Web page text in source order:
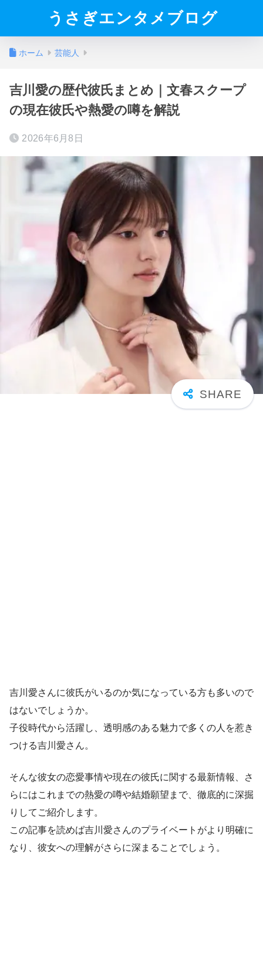
うさぎエンタメブログ
ホーム 芸能人
吉川愛の歴代彼氏まとめ｜文春スクープ
の現在彼氏や熱愛の噂を解説
2026年6月8日
吉川愛さんに彼氏がいるのか気になっている方も多いので
はないでしょうか。
子役時代から活躍し、透明感のある魅力で多くの人を惹き
つける吉川愛さん。
そんな彼女の恋愛事情や現在の彼氏に関する最新情報、さ
らにはこれまでの熱愛の噂や結婚願望まで、徹底的に深掘
りしてご紹介します。
この記事を読めば吉川愛さんのプライベートがより明確に
なり、彼女への理解がさらに深まることでしょう。